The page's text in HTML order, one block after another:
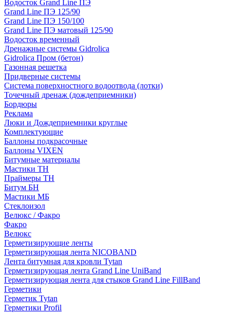
Водосток Grand Line ПЭ
Grand Line ПЭ 125/90
Grand Line ПЭ 150/100
Grand Line ПЭ матовый 125/90
Водосток временный
Дренажные системы Gidrolica
Gidrolica Пром (бетон)
Газонная решетка
Придверные системы
Система поверхностного водоотвода (лотки)
Точечный дренаж (дождеприемники)
Бордюры
Рекламa
Люки и Дождеприемники круглые
Комплектующие
Баллоны подкрасочные
Баллоны VIXEN
Битумные материалы
Мастики ТН
Праймеры ТН
Битум БН
Мастики МБ
Стеклоизол
Велюкс / Факро
Факро
Велюкс
Герметизирующие ленты
Герметизирующая лента NICOBAND
Лента битумная для кровли Tytan
Герметизирующая лента Grand Line UniBand
Герметизирующая лента для стыков Grand Line FillBand
Герметики
Герметик Tytan
Герметики Profil